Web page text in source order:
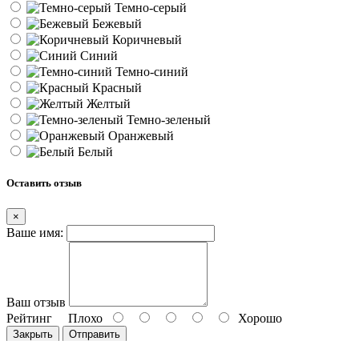
Темно-серый
Бежевый
Коричневый
Синий
Темно-синий
Красный
Желтый
Темно-зеленый
Оранжевый
Белый
Оставить отзыв
×
Ваше имя:
Ваш отзыв
Рейтинг Плохо Хорошо
Закрыть Отправить